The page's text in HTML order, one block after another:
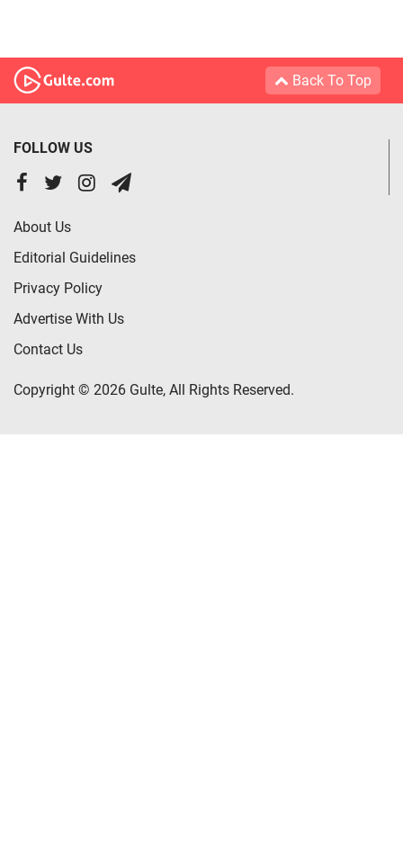
Back To Top
FOLLOW US
About Us
Editorial Guidelines
Privacy Policy
Advertise With Us
Contact Us
Copyright © 2026 Gulte, All Rights Reserved.